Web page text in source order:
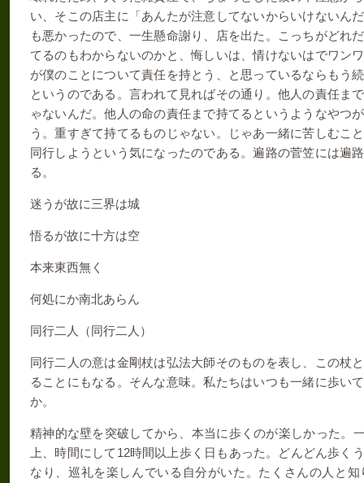
い、そこの店主に
「あんたが注意してないからいけないん
も悪かったので、一生懸命謝り、店を出た。こっちがどれ
てるのもわからないのかと、悔しいは、情けないはでワン
が僕のことについて責任を持とう、と思っているならもう
というのである。言われて見ればその通り。他人の責任ま
ゃないんだ。他人の命の責任まで持てるというようなやつ
う。重すぎて持てるものじゃない。じゃあ一緒に苦しむこ
同行しようという気になったのである。遍路の菅笠には遍
る。
迷うが故に三界は城
悟るが故に十方は空
本来東西無く
何処にか南北あらん
同行二人（同行二人）
同行二人の意は金剛杖は弘法大師そのものを表し、この杖
ることにもなる。そんな意味。私たちはいつも一緒に歩い
か。
精神的な壁を突破してから、本当に歩くのが楽しかった。
上、時間にして 12時間以上歩く日もあった。どんどん歩く
なり、巡礼を楽しんでいる自分がいた。たくさんの人と